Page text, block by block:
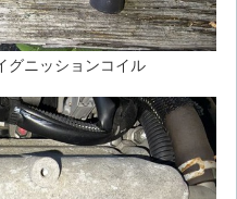
グニッションコイル